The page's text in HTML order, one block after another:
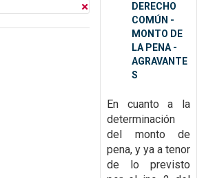
DERECHO
COMÚN -
MONTO DE
LA PENA -
AGRAVANTE
S
En cuanto a la
determinación
del monto de
pena, y ya a tenor
de lo previsto